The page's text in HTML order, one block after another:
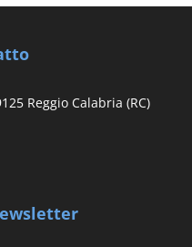
Reggio Calabria (RC)